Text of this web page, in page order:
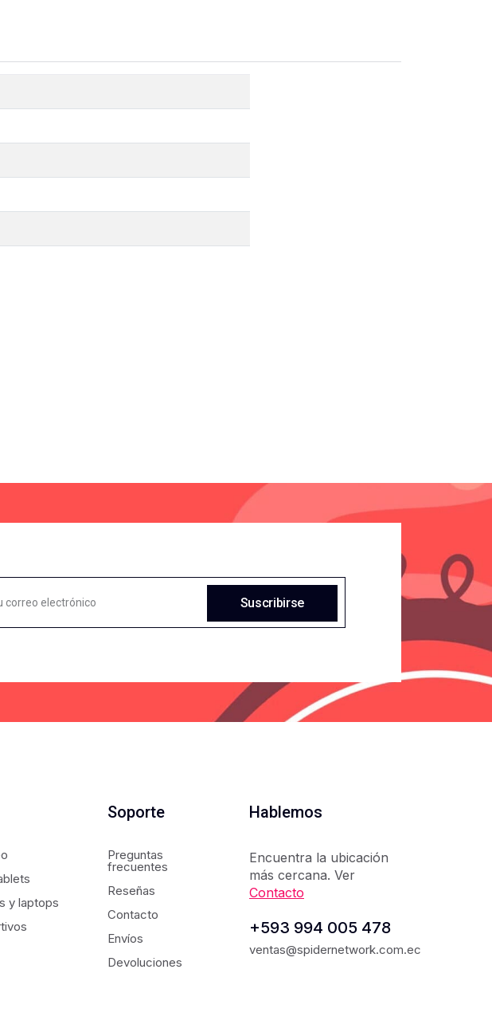
Suscribirse
y laptops
Soporte
Preguntas
frecuentes
Reseñas
Contacto
Envíos
Devoluciones
Hablemos
Encuentra la ubicación
más cercana. Ver
Contacto
+593 994 005 478
ventas@spidernetwork.com.ec